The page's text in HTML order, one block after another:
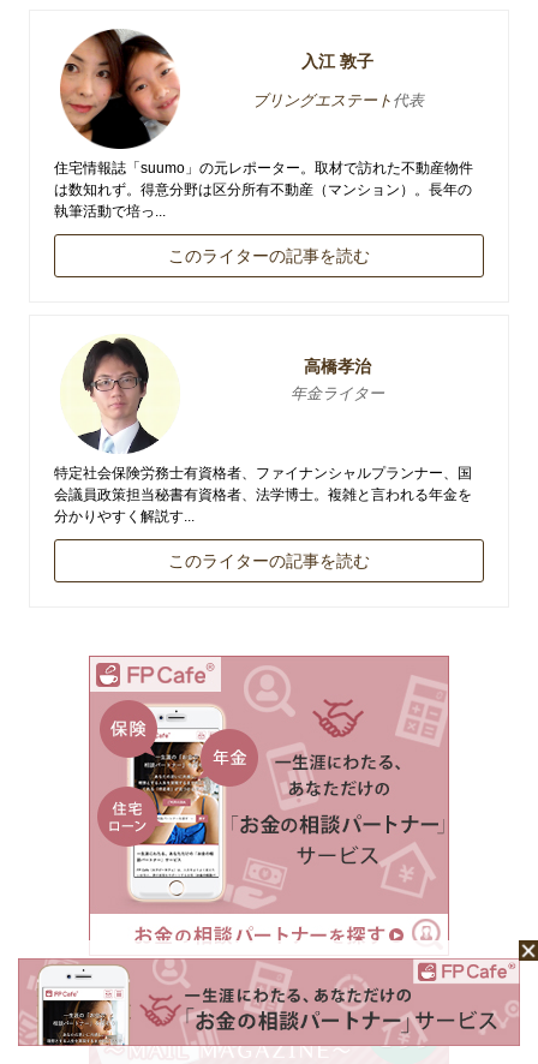
入江 敦子
ブリングエステート 代表
住宅情報誌「suumo」の元レポーター。取材で訪れた不動産物件
は数知れず。得意分野は区分所有不動産（マンション）。長年の
執筆活動で培っ...
このライターの記事を読む
高橋孝治
年金ライター
特定社会保険労務士有資格者、ファイナンシャルプランナー、国
会議員政策担当秘書有資格者、法学博士。複雑と言われる年金を
分かりやすく解説す...
このライターの記事を読む